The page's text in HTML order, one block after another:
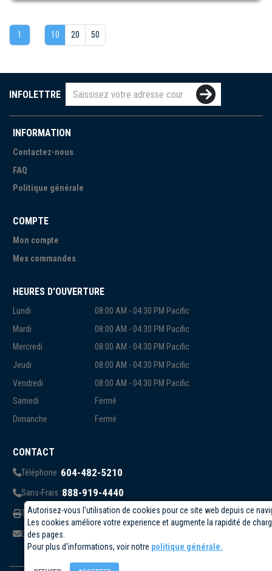
Autorisez-vous l'utilisation de cookies pour ce site web depuis ce
Les cookies améliore votre experience et augmente la rapidité de
des pages.
Pour plus d'informations, voir notre politique générale.
1 10 20 50
INFOLETTRE
INFORMATION
Contactez-nous
FAQ
Politique générale
COMPTE
Mon compte
Mes commandes
HEURES D'OUVERTURE
Lundi
08:00 AM - 04:30 PM Pacific
Mardi
08:00 AM - 04:30 PM Pacific
Mercredi
08:00 AM - 04:30 PM Pacific
Jeudi
08:00 AM - 04:30 PM Pacific
Vendredi
08:00 AM - 04:30 PM Pacific
Samedi
Fermé
Dimanche
Fermé
CONTACT
Téléphone :604-482-5210
Sans-Frais :888-919-4440
Télécopieur:819-823-1006
Courriel:info@circuittest.com